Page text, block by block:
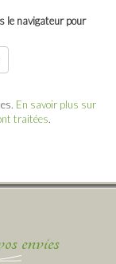
le navigateur pour
En savoir plus sur
traitées.
envies